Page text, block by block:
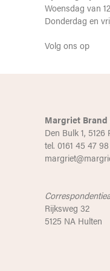
Woensdag van
Donderdag en
Volg ons op
Margriet Brand
Den Bulk 1, 5126
tel. 0161 45 47 98
Rijksweg 32
5125 NA Hulten